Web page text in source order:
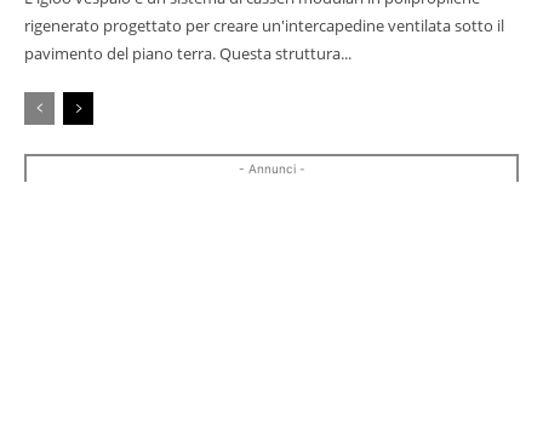
rigenerato progettato per creare un'intercapedine ventilata sotto il
pavimento del piano terra. Questa struttura...
- Annunci -